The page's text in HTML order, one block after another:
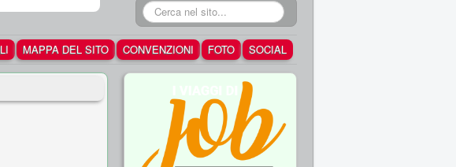
Cerca...
MAPPA DEL SITO CONVENZIONI FOTO SOCIAL